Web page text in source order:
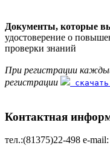
Документы, которые
удостоверение о
проверки знаний
При регистрации
регистрации
Контактная
тел.:(81375)22-498 e-